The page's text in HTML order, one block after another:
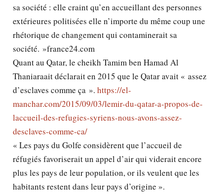
sa société : elle craint qu’en accueillant des personnes
extérieures politisées elle n’importe du même coup une
rhétorique de changement qui contaminerait sa
société. »france24.com
Quant au Qatar, le cheikh Tamim ben Hamad Al
Thaniaraait déclarait en 2015 que le Qatar avait « assez
d’esclaves comme ça ». https://el-
manchar.com/2015/09/03/lemir-du-qatar-a-propos-de-
laccueil-des-refugies-syriens-nous-avons-assez-
desclaves-comme-ca/
« Les pays du Golfe considèrent que l’accueil de
réfugiés favoriserait un appel d’air qui viderait encore
plus les pays de leur population, or ils veulent que les
habitants restent dans leur pays d’origine ».